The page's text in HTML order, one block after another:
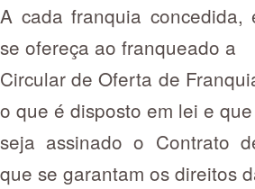
A cada franquia concedida,
se ofereça ao franqueado a
Circular de Oferta de
o que é disposto em lei e que
seja assinado o Contrato
que se garantam os direitos